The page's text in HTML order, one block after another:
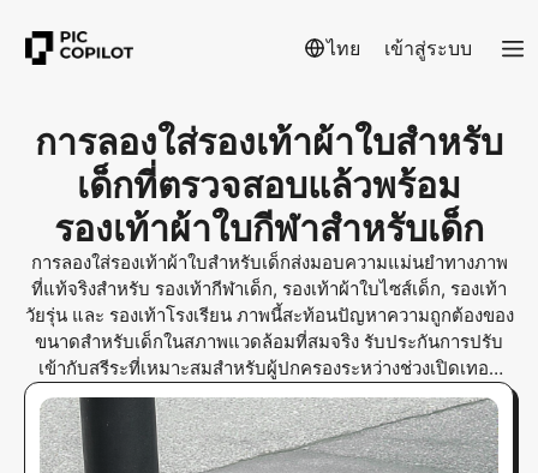
ไทย เข้าสู่ระบบ
การลองใส่รองเท้าผ้าใบสำหรับ
เด็กที่ตรวจสอบแล้วพร้อม
รองเท้าผ้าใบกีฬาสำหรับเด็ก
การลองใส่รองเท้าผ้าใบสำหรับเด็กส่งมอบความแม่นยำทางภาพ
ที่แท้จริงสำหรับ รองเท้ากีฬาเด็ก, รองเท้าผ้าใบไซส์เด็ก, รองเท้า
วัยรุ่น และ รองเท้าโรงเรียน ภาพนี้สะท้อนปัญหาความถูกต้องของ
ขนาดสำหรับเด็กในสภาพแวดล้อมที่สมจริง รับประกันการปรับ
เข้ากับสรีระที่เหมาะสมสำหรับผู้ปกครองระหว่างช่วงเปิดเทอม
เป็นเครื่องมือหลากหลายสำหรับผู้ปกครองที่ต้องการขนาดที่
แม่นยำ